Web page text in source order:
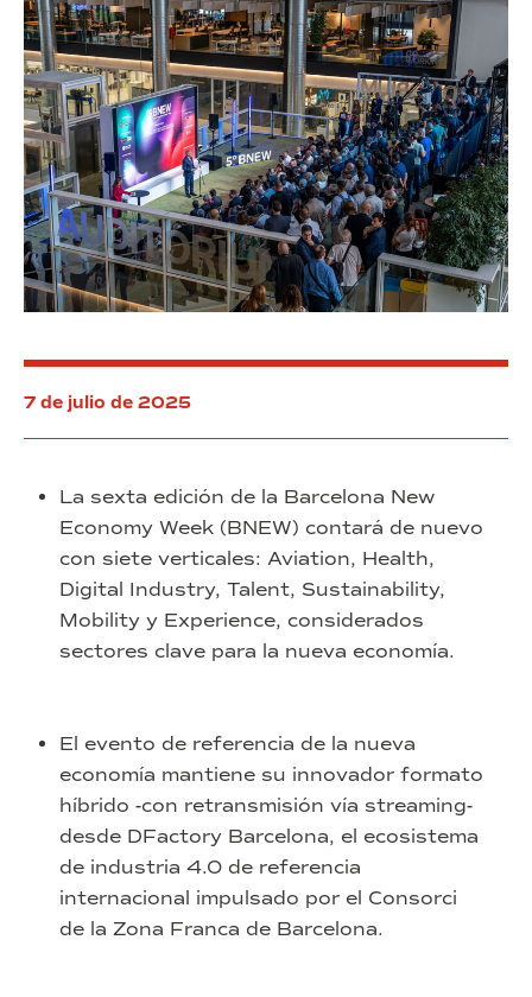
7 de julio de 2025
La sexta edición de la Barcelona New
Economy Week (BNEW) contará de nuevo
con siete verticales: Aviation, Health,
Digital Industry, Talent, Sustainability,
Mobility y Experience, considerados
sectores clave para la nueva economía.
El evento de referencia de la nueva
economía mantiene su innovador formato
híbrido -con retransmisión vía streaming-
desde DFactory Barcelona, el ecosistema
de industria 4.0 de referencia
internacional impulsado por el Consorci
de la Zona Franca de Barcelona.
producción
de
Ebro
Factory
euros
de
facturación
este
año